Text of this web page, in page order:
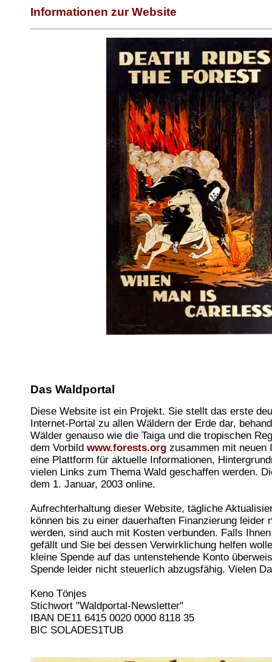
Informationen zur Website
Das Waldportal
Diese Website ist ein Projekt. Sie stellt das erste
Internet-Portal zu allen Wäldern der Erde dar,
Wälder genauso wie die Taiga und die tropischen
dem Vorbild www.forests.org zusammen mit neuen
eine Plattform für aktuelle Informationen,
vielen Links zum Thema Wald geschaffen werden.
dem 1. Januar, 2003 online.
Aufrechterhaltung dieser Website, tägliche
können bis zu einer dauerhaften Finanzierung leider
werden, sind auch mit Kosten verbunden. Falls
gefällt und Sie bei dessen Verwirklichung helfen
kleine Spende auf das untenstehende Konto
Spende leider nicht steuerlich abzugsfähig. Vielen
Keno Tönjes
Stichwort "Waldportal-Newsletter"
IBAN DE11 6415 0020 0000 8118 35
BIC SOLADES1TUB